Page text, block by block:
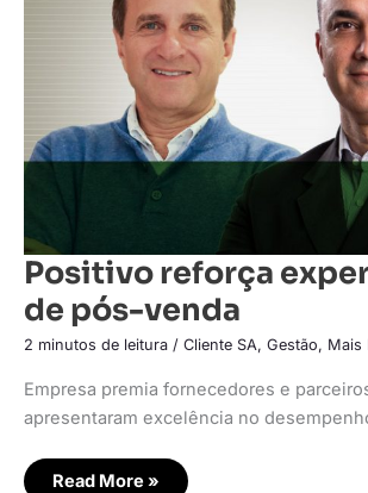
Positivo reforça
de pós-venda
2 minutos de leitura / Cliente SA, Gestão, Mais
Empresa premia fornecedores e
apresentaram excelência no
Read More »